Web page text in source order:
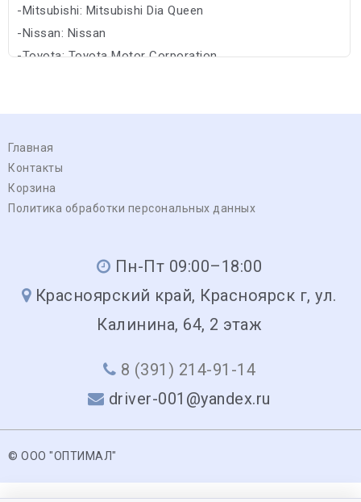
-Mitsubishi: Mitsubishi Dia Queen
-Nissan: Nissan
-Toyota: Toyota Motor Corporation
Главная
Контакты
Корзина
Политика обработки персональных данных
Пн-Пт 09:00–18:00
Красноярский край, Красноярск г, ул.
Калинина, 64, 2 этаж
8 (391) 214-91-14
driver-001@yandex.ru
© ООО "ОПТИМАЛ"